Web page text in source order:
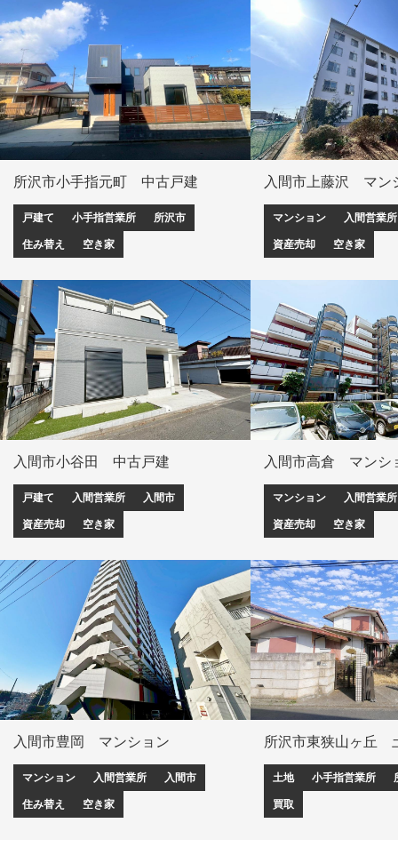
所沢市小手指元町 中古戸建
戸建て 小手指営業所 所沢市
住み替え 空き家
入間市上藤沢 マン
マンション 入間営業所
資産売却 空き家
入間市小谷田 中古戸建
戸建て 入間営業所 入間市
資産売却 空き家
入間市高倉 マンシ
マンション 入間営業所
資産売却 空き家
入間市豊岡 マンション
マンション 入間営業所 入間市
住み替え 空き家
所沢市東狭山ヶ丘
土地 小手指営業所
買取